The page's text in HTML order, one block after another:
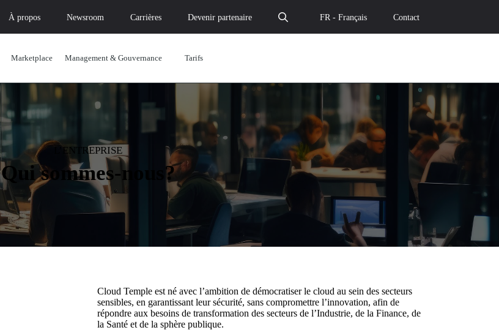
À propos Newsroom Carrières Devenir partenaire FR - Français Contact
Marketplace Management & Gouvernance Tarifs
L’ENTREPRISE
Qui sommes-nous?
Cloud Temple est né avec l’ambition de démocratiser le cloud au sein des secteurs
sensibles, en garantissant leur sécurité, sans compromettre l’innovation, afin de
répondre aux besoins de transformation des secteurs de l’Industrie, de la Finance, de
la Santé et de la sphère publique.